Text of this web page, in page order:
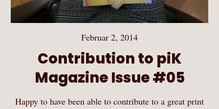
Februar 2, 2014
Contribution to piK
Magazine Issue #05
Happy to have been able to contribute to a great print